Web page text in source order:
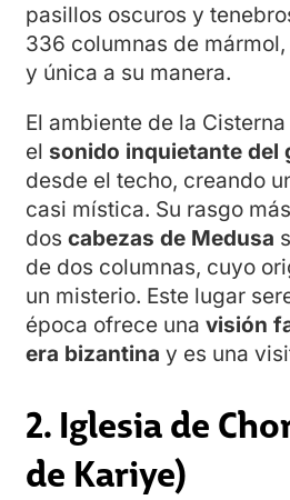
pasillos oscuros y
336 columnas de
y única a su manera.
El ambiente de la
el sonido inquietante del
desde el techo, creando
casi mística. Su rasgo
dos cabezas de Medusa
de dos columnas, cuyo
un misterio. Este lugar
época ofrece una visión
era bizantina y es una
2. Iglesia de
de Kariye)